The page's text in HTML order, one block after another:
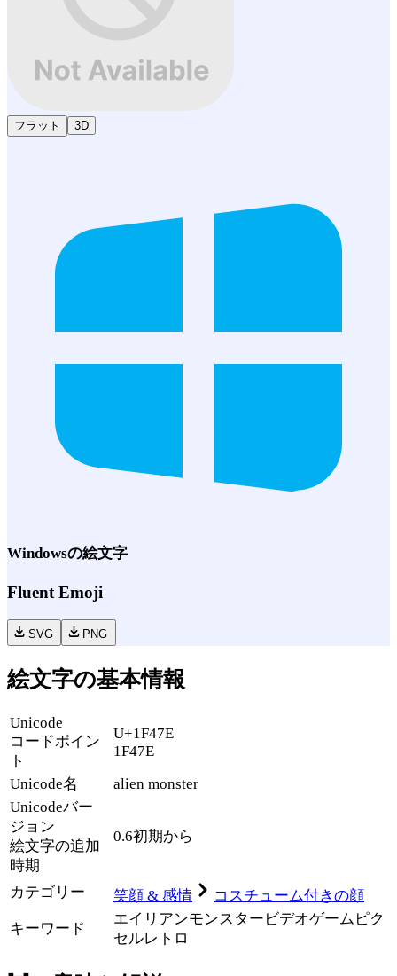
フラット 3D
Windowsの絵文字
Fluent Emoji
SVG PNG
絵文字の基本情報
Unicode
コードポイン
ト
U+1F47E
1F47E
Unicode名
alien monster
Unicodeバー
ジョン
絵文字の追加
時期
0.6初期から
カテゴリー 笑顔 & 感情
コスチューム付きの顔
キーワード
エイリアンモンスター ビデオゲーム ピク
セルレトロ